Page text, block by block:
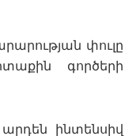
փուլը
գործերի
ինտենսիվ